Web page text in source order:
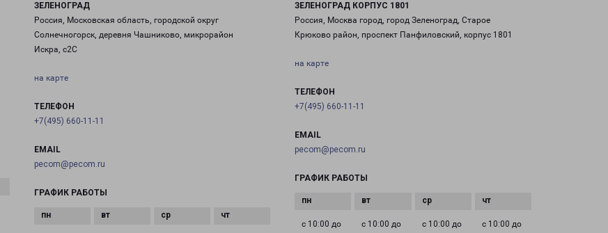
ЗЕЛЕНОГРАД
Россия, Московская область, городской округ
Солнечногорск, деревня Чашниково, микрорайон
Искра, с2С
на карте
ТЕЛЕФОН
+7(495) 660-11-11
EMAIL
pecom@pecom.ru
ГРАФИК РАБОТЫ
ЗЕЛЕНОГРАД КОРПУС 1801
Россия, Москва город, город Зеленоград, Старое
Крюково район, проспект Панфиловский, корпус 1801
на карте
ТЕЛЕФОН
+7(495) 660-11-11
EMAIL
pecom@pecom.ru
ГРАФИК РАБОТЫ
с 10:00 до
с 10:00 до
с 10:00 до
с 10:00 до